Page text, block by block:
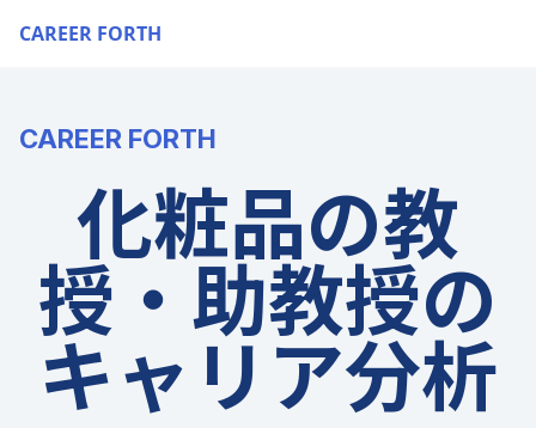
CAREER FORTH
CAREER FORTH
化粧品の教
授・助教授の
キャリア分析